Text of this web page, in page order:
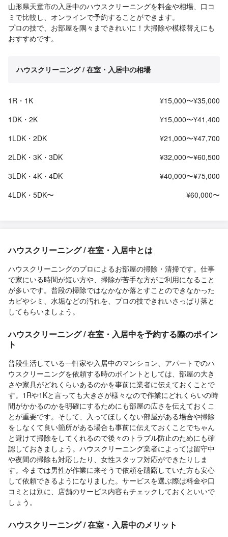
山形県天童市の入居中のハウスクリーニングを料金や相場、口コ
ミで比較し、オンラインで予約することができます。
プロの技で、お部屋を隅々まできれいに！大掃除や模様替えにも
おすすめです。
ハウスクリーニング / 在室・入居中の相場
1R・1K
¥15,000〜¥35,000
1DK・2K
¥15,000〜¥41,400
1LDK・2DK
¥21,000〜¥47,700
2LDK・3K・3DK
¥32,000〜¥60,500
3LDK・4K・4DK
¥40,000〜¥75,000
4LDK・5DK〜
¥60,000〜
ハウスクリーニング / 在室・入居中とは
ハウスクリーニングのプロによるお部屋の掃除・清掃です。仕事
で家にいる時間が短い方や、掃除が苦手な方がご利用になること
が多いです。普段の掃除ではなかなか落とすことのできなかった
カビやシミ、水垢などの汚れを、プロの技できれいさっぱり落と
してもらいましょう。
ハウスクリーニング / 在室・入居中を予約する際のポイン
ト
普段生活している一軒家や入居中のマンション、アパートでのハ
ウスクリーニングを依頼する時のポイントとしては、部屋の大き
さや家具がどれくらいあるのかを事前に業者に伝えておくことで
す。1Rや1Kと言っても大きさが様々なので作業にどれくらいの時
間がかかるのかを明確にするためにも部屋の広さを伝えておくこ
とが重要です。そして、入ってほしくない部屋がある場合や掃除
をしなくて良い箇所がある場合も事前に伝えておくことでちゃん
と避けて掃除をしてくれるので後々のトラブル防止のためにも確
認しておきましょう。ハウスクリーニング業者によっては留守中
や夜間の掃除も対応したり、女性スタッフ対応ができたりしま
す。今までは男性が作業に来そうで依頼を躊躇していた方も安心
して依頼できるようになりました。サービスを選ぶ際は料金や口
コミとは別に、店舗のサービス内容もチェックしておくといいで
しょう。
ハウスクリーニング / 在室・入居中のメリット